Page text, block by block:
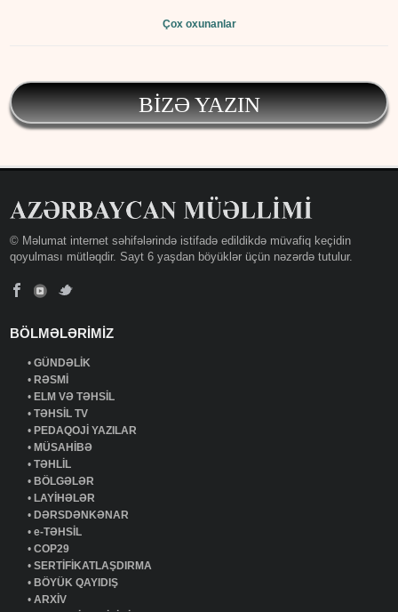
Çox oxunanlar
BİZƏ YAZIN
© Məlumat internet səhifələrində istifadə edildikdə müvafiq keçidin
qoyulması mütləqdir. Sayt 6 yaşdan böyüklər üçün nəzərdə tutulur.
BÖLMƏLƏRİMİZ
•GÜNDƏLİK
• RƏSMİ
• ELM VƏ TƏHSİL
•TƏHSİL TV
• PEDAQOJİ YAZILAR
• MÜSAHİBƏ
•TƏHLİL
• BÖLGƏLƏR
• LAYİHƏLƏR
• DƏRSDƏNKƏNAR
•e-TƏHSİL
•COP29
•SERTİFİKATLAŞDIRMA
• BÖYÜK QAYIDIŞ
•ARXİV